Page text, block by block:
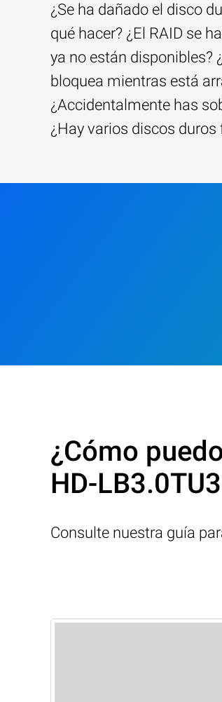
¿Se ha dañado el disco
qué hacer? ¿El RAID se
ya no están disponibles?
bloquea mientras está
¿Accidentalmente has
¿Hay varios discos duros
¿Cómo
HD-
Consulte nuestra guía